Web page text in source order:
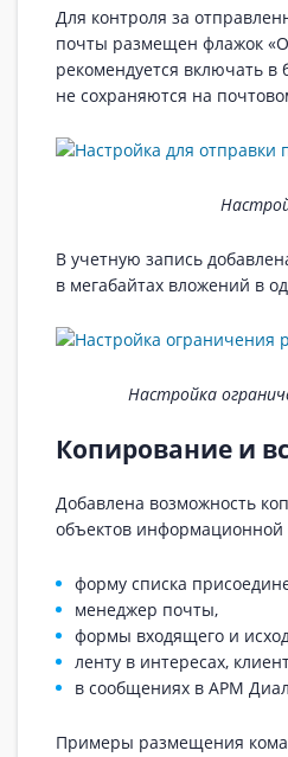
Для контроля за
почты размещен флажок
рекомендуется включать в
не сохраняются на
В учетную запись
в мегабайтах вложений в
Настройка
Копирование и
Добавлена возможность
объектов
форму списка
менеджер почты,
формы входящего и
ленту в интересах,
в сообщениях в АРМ
Примеры размещения